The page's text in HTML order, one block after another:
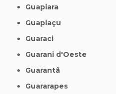
Guapiara
Guapiaçu
Guaraci
Guarani d'Oeste
Guarantã
Guararapes